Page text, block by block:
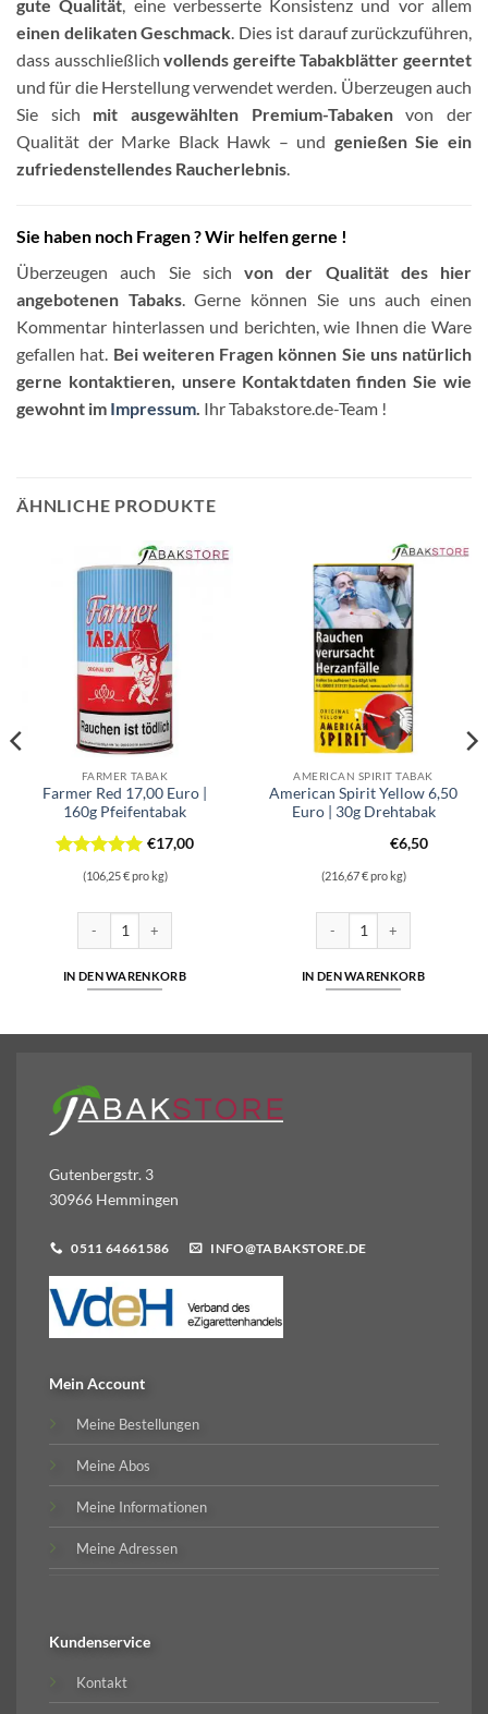
gute Qualität, eine verbesserte Konsistenz und vor allem
einen delikaten Geschmack. Dies ist darauf zurückzuführen,
dass ausschließlichvollends gereifte Tabakblätter geerntet
und für die Herstellung verwendet werden. Überzeugen auch
Sie sich mit ausgewählten Premium-Tabakenvon der
Qualität der Marke Black Hawk – und genießen Sie ein
zufriedenstellendes Raucherlebnis.
Sie haben noch Fragen ? Wir helfen gerne !
Überzeugen auch Sie sich von der Qualität des hier
angebotenen Tabaks. Gerne können Sie uns auch einen
Kommentar hinterlassen und berichten, wie Ihnen die Ware
gefallen hat. Bei weiteren Fragen können Sie uns natürlich
gerne kontaktieren, unsere Kontaktdaten finden Sie wie
gewohnt im Impressum. Ihr Tabakstore.de-Team !
ÄHNLICHE PRODUKTE
FARMER TABAK
Farmer Red 17,00 Euro |
160g Pfeifentabak
Bewertet
mit
von
€17,00
(106,25 € pro kg)
Farmer Red 17,00 Euro | 160g Pfeifentabak Menge
IN DEN WARENKORB
AMERICAN SPIRIT TABAK
American Spirit Yellow 6,50
Euro | 30g Drehtabak
€6,50
(216,67 € pro kg)
American Spirit Yellow 6,50
IN DEN WARENKORB
Gutenbergstr. 3
30966 Hemmingen
0511 64661586 INFO@TABAKSTORE.DE
Mein Account
Meine Bestellungen
Meine Abos
Meine Informationen
Meine Adressen
Kundenservice
Kontakt